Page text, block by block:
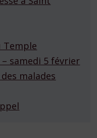
Temple
samedi 5 février
malades